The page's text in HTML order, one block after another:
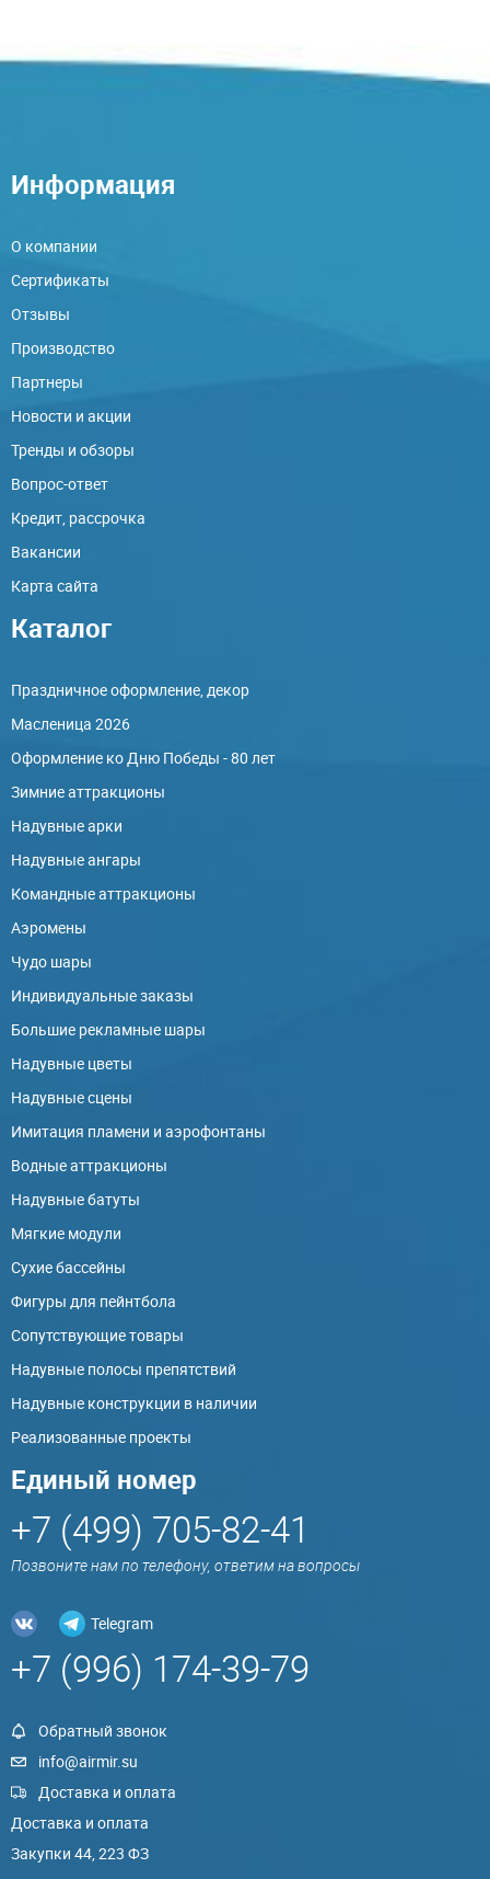
Информация
О компании
Сертификаты
Отзывы
Производство
Партнеры
Новости и акции
Тренды и обзоры
Вопрос-ответ
Кредит, рассрочка
Вакансии
Карта сайта
Каталог
Праздничное оформление, декор
Масленица 2026
Оформление ко Дню Победы - 80 лет
Зимние аттракционы
Надувные арки
Надувные ангары
Командные аттракционы
Аэромены
Чудо шары
Индивидуальные заказы
Большие рекламные шары
Надувные цветы
Надувные сцены
Имитация пламени и аэрофонтаны
Водные аттракционы
Надувные батуты
Мягкие модули
Сухие бассейны
Фигуры для пейнтбола
Сопутствующие товары
Надувные полосы препятствий
Надувные конструкции в наличии
Реализованные проекты
Единый номер
+7 (499) 705-82-41
Позвоните нам по телефону, ответим на вопросы
Telegram
+7 (996) 174-39-79
Обратный звонок
info@airmir.su
Доставка и оплата
Доставка и оплата
Закупки 44, 223 ФЗ